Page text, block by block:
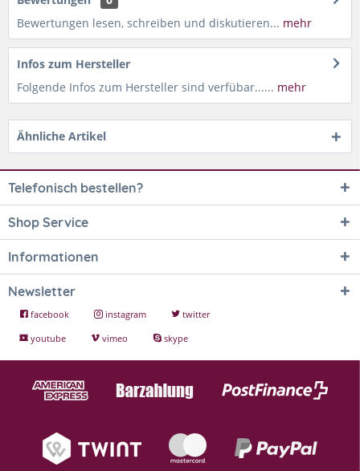
Bewertungen lesen, schreiben und diskutieren... mehr
Infos zum Hersteller
Folgende Infos zum Hersteller sind verfübar...... mehr
Ähnliche Artikel
Telefonisch bestellen?
Shop Service
Informationen
Newsletter
facebook instagram
twitter
youtube
vimeo skype